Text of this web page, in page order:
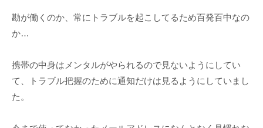
勘が働くのか、常にトラブルを起こしてるため百発百中なの
か…
携帯の中身はメンタルがやられるので見ないようにしてい
て、トラブル把握のために通知だけは見るようにしていまし
た。